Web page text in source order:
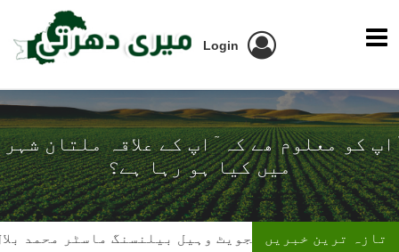
Login
ٓاپ کو معلوم ھے کہ ٓاپ کے علاقہ ملتان شہر
میں کیا ہو رہا ہے؟
پوسٹ گریجویٹ وہیل بیلنسنگ ماسٹر محمد بلال
تازہ ترین خبریں